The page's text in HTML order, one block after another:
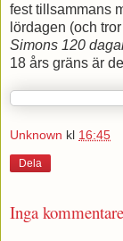
fest tillsammans
lördagen (och
Simons 120
18 års gräns är
Unknown kl 16:45
Dela
Inga